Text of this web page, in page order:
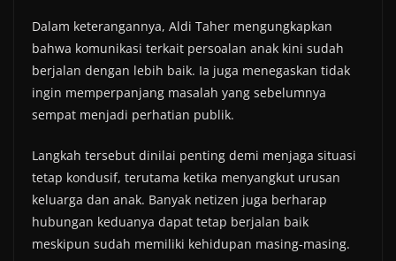
Dalam keterangannya, Aldi Taher mengungkapkan
bahwa komunikasi terkait persoalan anak kini sudah
berjalan dengan lebih baik. Ia juga menegaskan tidak
ingin memperpanjang masalah yang sebelumnya
sempat menjadi perhatian publik.
Langkah tersebut dinilai penting demi menjaga situasi
tetap kondusif, terutama ketika menyangkut urusan
keluarga dan anak. Banyak netizen juga berharap
hubungan keduanya dapat tetap berjalan baik
meskipun sudah memiliki kehidupan masing-masing.